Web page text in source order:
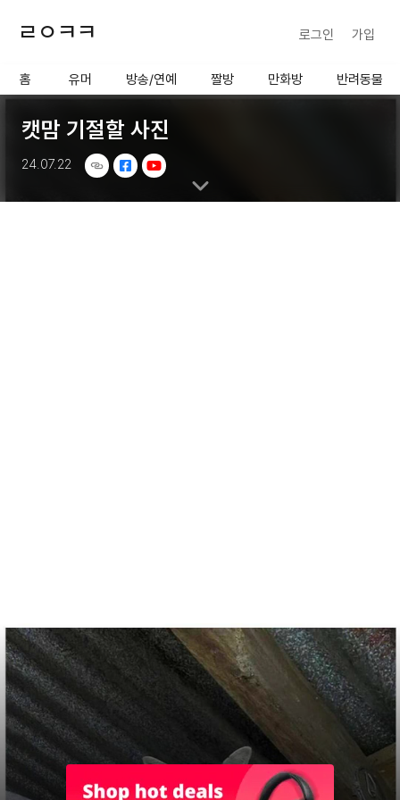
사용할 공유 링크를 선택 해 주
ㄹㅇㅋㅋ 로그인 가입
홈 유머 방송/연예 짤방 만화방 반려동물
캣맘 기절할 사진
24.07.22